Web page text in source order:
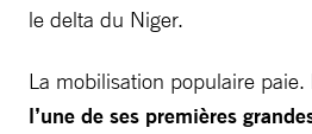
le delta du Niger.
La mobilisation populaire paie.
l’une de ses premières